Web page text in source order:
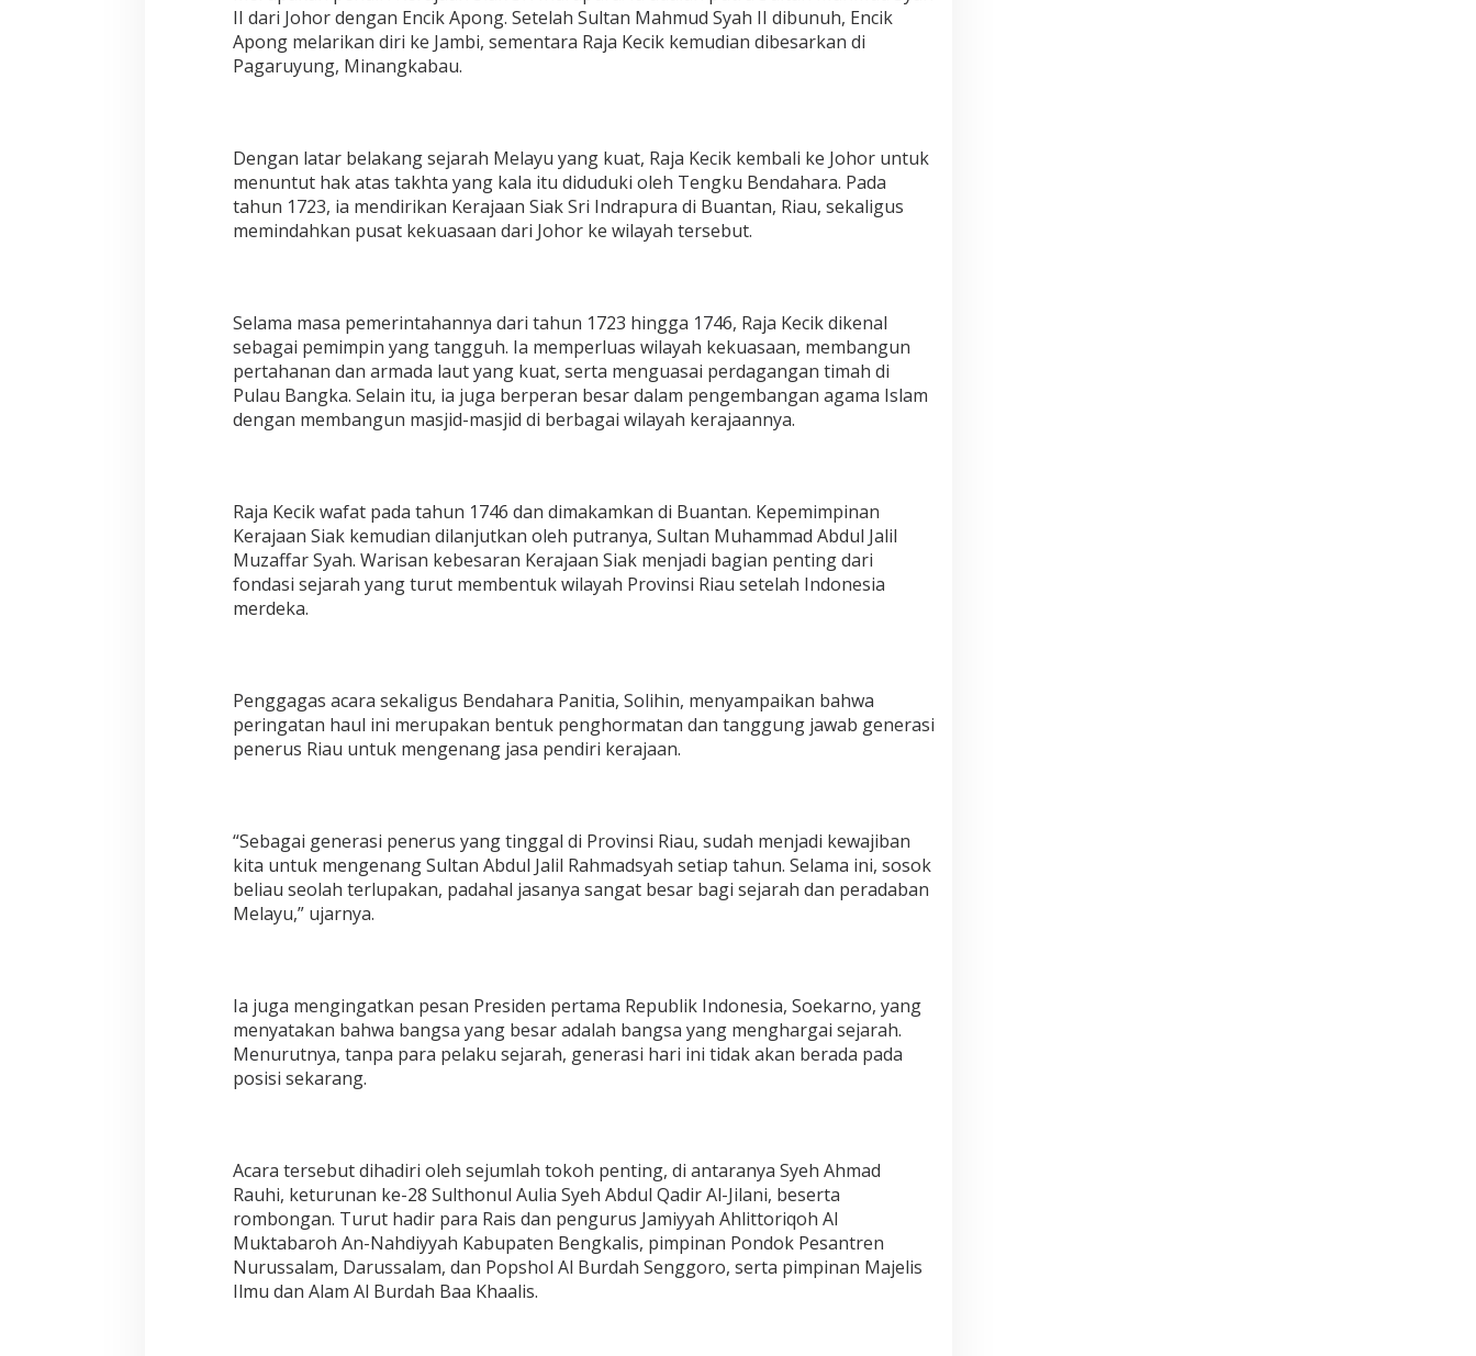
II dari Johor dengan Encik Apong. Setelah Sultan Mahmud Syah II dibunuh, Encik
Apong melarikan diri ke Jambi, sementara Raja Kecik kemudian dibesarkan di
Pagaruyung, Minangkabau.
Dengan latar belakang sejarah Melayu yang kuat, Raja Kecik kembali ke Johor untuk
menuntut hak atas takhta yang kala itu diduduki oleh Tengku Bendahara. Pada
tahun 1723, ia mendirikan Kerajaan Siak Sri Indrapura di Buantan, Riau, sekaligus
memindahkan pusat kekuasaan dari Johor ke wilayah tersebut.
Selama masa pemerintahannya dari tahun 1723 hingga 1746, Raja Kecik dikenal
sebagai pemimpin yang tangguh. Ia memperluas wilayah kekuasaan, membangun
pertahanan dan armada laut yang kuat, serta menguasai perdagangan timah di
Pulau Bangka. Selain itu, ia juga berperan besar dalam pengembangan agama Islam
dengan membangun masjid-masjid di berbagai wilayah kerajaannya.
Raja Kecik wafat pada tahun 1746 dan dimakamkan di Buantan. Kepemimpinan
Kerajaan Siak kemudian dilanjutkan oleh putranya, Sultan Muhammad Abdul Jalil
Muzaffar Syah. Warisan kebesaran Kerajaan Siak menjadi bagian penting dari
fondasi sejarah yang turut membentuk wilayah Provinsi Riau setelah Indonesia
merdeka.
Penggagas acara sekaligus Bendahara Panitia, Solihin, menyampaikan bahwa
peringatan haul ini merupakan bentuk penghormatan dan tanggung jawab generasi
penerus Riau untuk mengenang jasa pendiri kerajaan.
“Sebagai generasi penerus yang tinggal di Provinsi Riau, sudah menjadi kewajiban
kita untuk mengenang Sultan Abdul Jalil Rahmadsyah setiap tahun. Selama ini, sosok
beliau seolah terlupakan, padahal jasanya sangat besar bagi sejarah dan peradaban
Melayu,” ujarnya.
Ia juga mengingatkan pesan Presiden pertama Republik Indonesia, Soekarno, yang
menyatakan bahwa bangsa yang besar adalah bangsa yang menghargai sejarah.
Menurutnya, tanpa para pelaku sejarah, generasi hari ini tidak akan berada pada
posisi sekarang.
Acara tersebut dihadiri oleh sejumlah tokoh penting, di antaranya Syeh Ahmad
Rauhi, keturunan ke-28 Sulthonul Aulia Syeh Abdul Qadir Al-Jilani, beserta
rombongan. Turut hadir para Rais dan pengurus Jamiyyah Ahlittoriqoh Al
Muktabaroh An-Nahdiyyah Kabupaten Bengkalis, pimpinan Pondok Pesantren
Nurussalam, Darussalam, dan Popshol Al Burdah Senggoro, serta pimpinan Majelis
Ilmu dan Alam Al Burdah Baa Khaalis.